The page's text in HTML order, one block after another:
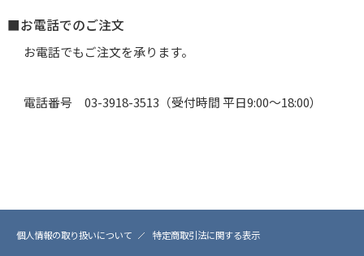
■お電話でのご注文
お電話でもご注文を承ります。
電話番号 03-3918-3513 （受付時間 平日9:00～18:00）
個人情報の取り扱いについて 特定商取引法に関する表示